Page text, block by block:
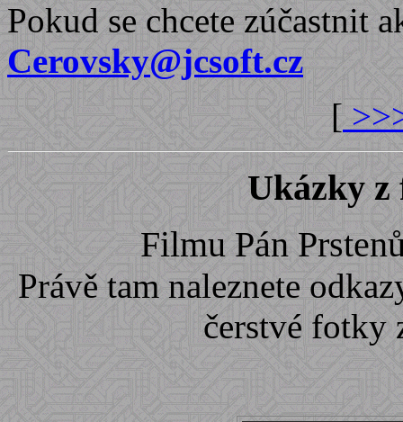
Pokud se chcete zúčastnit
Cerovsky@jcsoft.cz
[
Ukázky z
Filmu Pán
Právě tam naleznete
čerstvé fotky